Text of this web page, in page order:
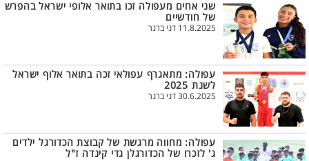
שני אחים מעפולה זכו בתואר אלופי ישראל בהפרש
של חודשיים
11.8.2025 דני ברנר
עפולה: מתאגרף עפולאי זכה בתואר אלוף ישראל
לשנת 2025
30.6.2025 דני ברנר
עפולה: מחווה מרגשת של קבוצת הכדורגל ילדים
ג' לזכרו של הכדורגלן גדי קינדה ז"ל